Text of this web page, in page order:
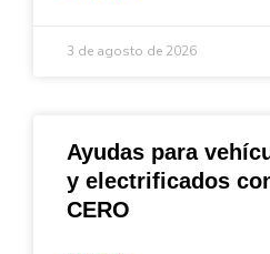
3 de agosto de 2026
Ayudas para
y electrificados
CERO